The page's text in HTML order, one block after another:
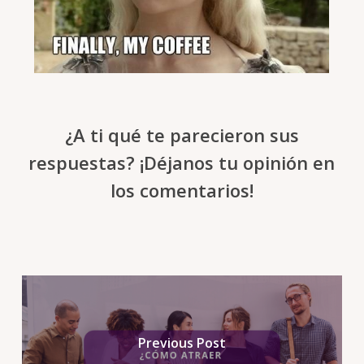
¿A ti qué te parecieron sus
respuestas? ¡Déjanos tu opinión en
los comentarios!
Previous Post